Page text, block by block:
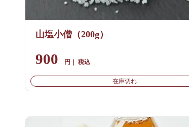
山塩小僧（200g）
900 税込
在庫切れ